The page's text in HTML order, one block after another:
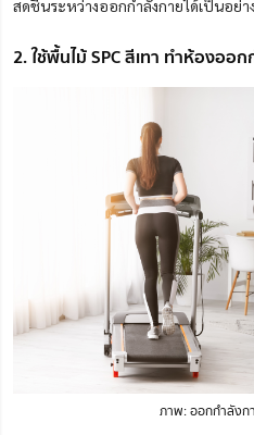
สดชื่นระหว่างออกกำลังกายได้เป็นอย่า
2. ใช้พื้นไม้ SPC สีเทา ทำห้องออ
ภาพ: ออกกำลังก